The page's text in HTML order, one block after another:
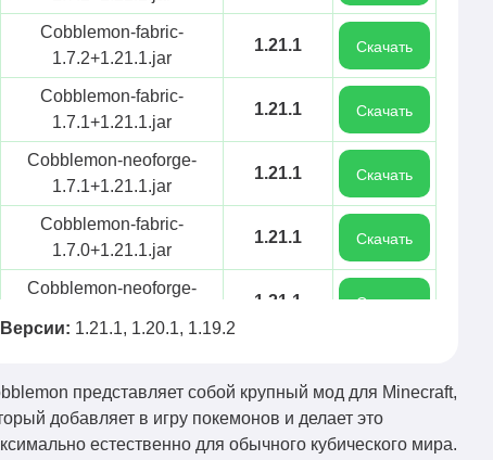
Cobblemon-fabric-
1.7.2+1.21.1.jar
1.21.1 Скачать
Cobblemon-fabric-
1.7.1+1.21.1.jar
1.21.1 Скачать
Cobblemon-neoforge-
1.7.1+1.21.1.jar
1.21.1 Скачать
Cobblemon-fabric-
1.7.0+1.21.1.jar
1.21.1 Скачать
Cobblemon-neoforge-
1.21.1 Скачать
Cobblemon-fabric-
1.6.1+1.21.1.jar
1.21.1
Версии: 1.21.1, 1.20.1, 1.19.2
представляет собой крупный мод для Minecraft,
добавляет в игру покемонов и делает это
естественно для обычного кубического мира.